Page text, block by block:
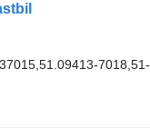
7018,51-